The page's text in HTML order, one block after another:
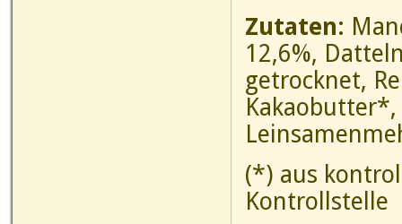
Zutaten:
12,6%,
getrocknet,
(*) aus
Kontrollstelle